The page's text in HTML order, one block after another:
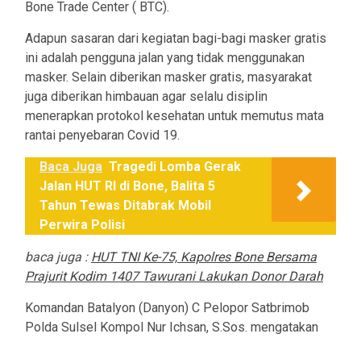
Bone Trade Center ( BTC).
Adapun sasaran dari kegiatan bagi-bagi masker gratis
ini adalah pengguna jalan yang tidak menggunakan
masker. Selain diberikan masker gratis, masyarakat
juga diberikan himbauan agar selalu disiplin
menerapkan protokol kesehatan untuk memutus mata
rantai penyebaran Covid 19.
Baca Juga Tragedi Lomba Gerak
Jalan HUT RI di Bone, Balita 5
Tahun Tewas Ditabrak Mobil
Perwira Polisi
baca juga : HUT TNI Ke-75, Kapolres Bone Bersama
Prajurit Kodim 1407 Tawurani Lakukan Donor Darah
Komandan Batalyon (Danyon) C Pelopor Satbrimob
Polda Sulsel Kompol Nur Ichsan, S.Sos. mengatakan